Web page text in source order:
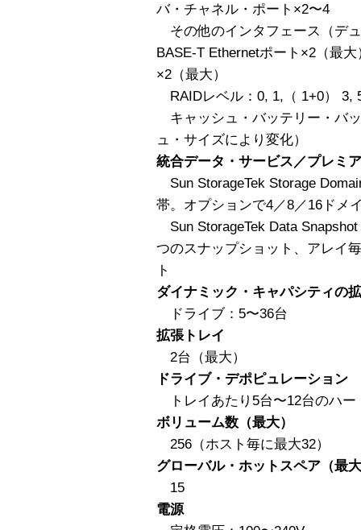
バ・チャネル・ポート×2〜4
その他のインタフェース（デ
BASE-T Ethernetポート×2（最
×2（最大）
RAIDレベル：0, 1,（ 1+0） 3,
キャッシュ・バッテリー・バ
ュ・サイズにより変化）
統合データ・サービス／プレミ
Sun StorageTek Storage
帯。オプションで4／8／16ドメ
Sun StorageTek Data
つのスナップショット、アレイ
ト
ダイナミック・キャパシティの
ドライブ：5〜36台
拡張トレイ
2台（最大）
ドライブ・デポピュレーション
トレイあたり5台〜12台のハー
ボリューム数（最大）
256（ホスト毎に最大32）
グローバル・ホットスペア（最
15
電源